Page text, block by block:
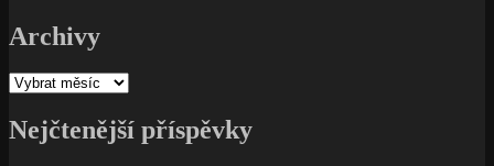
Archivy
Archivy
Nejčtenější příspěvky